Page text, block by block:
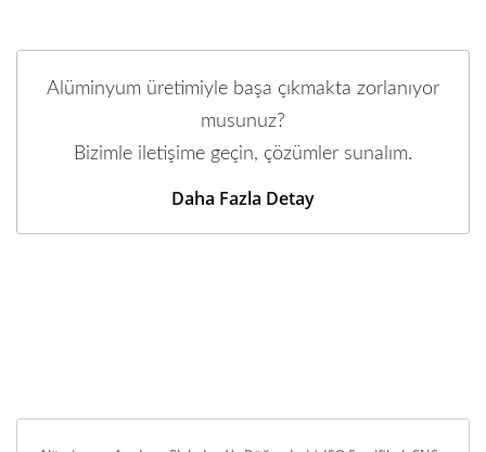
Alüminyum üretimiyle başa çıkmakta zorlanıyor
musunuz?
Bizimle iletişime geçin, çözümler sunalım.
Daha Fazla Detay